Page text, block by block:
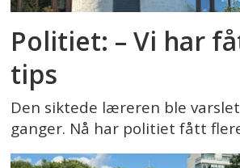
Politiet: – Vi har
tips
Den siktede læreren ble
ganger. Nå har politiet fått